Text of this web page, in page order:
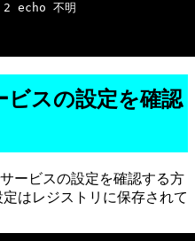
2 echo 不明
ビスの設定を確認
ービスの設定を確認する方
はレジストリに保存されて